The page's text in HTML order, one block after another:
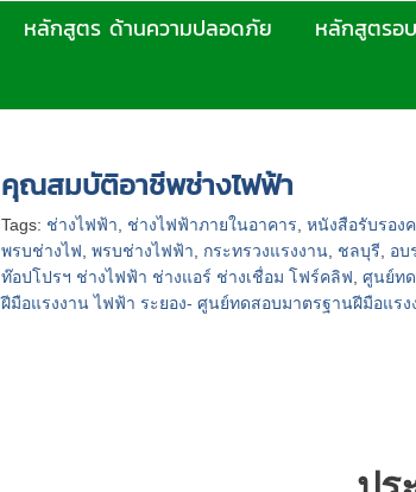
หลักสูตร ด้านความปลอดภัย หลักสูตรอ
คุณสมบัติอาชีพช่างไฟฟ้า
Tags: ช่างไฟฟ้า ช่างไฟฟ้าภายในอาคาร ,หนังสือรับรอง
พรบช่างไฟ ,พรบช่างไฟฟ้า กระทรวงแรงงาน ชลบุรี อบ
ท๊อปโปรฯ ช่างไฟฟ้า ช่างแอร์ ช่างเชื่อม โฟร์คลิฟ ,ศูนย์ท
ฝีมือแรงงาน ไฟฟ้า ระยอง- ศูนย์ทดสอบมาตรฐานฝีมือแร